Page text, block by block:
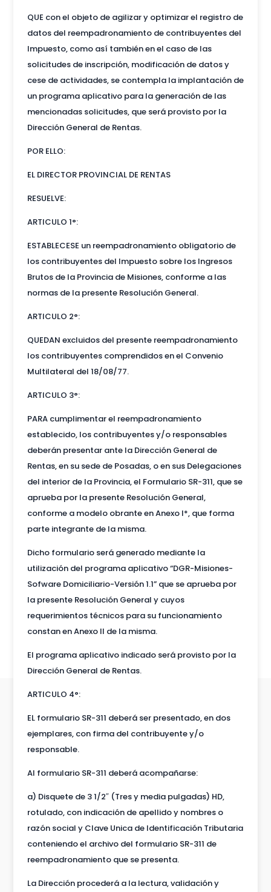
QUE con el objeto de agilizar y optimizar el registro de
datos del reempadronamiento de contribuyentes del
Impuesto, como así también en el caso de las
solicitudes de inscripción, modificación de datos y
cese de actividades, se contempla la implantación de
un programa aplicativo para la generación de las
mencionadas solicitudes, que será provisto por la
Dirección General de Rentas.
POR ELLO:
EL DIRECTOR PROVINCIAL DE RENTAS
RESUELVE:
ARTICULO 1°:
ESTABLECESE un reempadronamiento obligatorio de
los contribuyentes del Impuesto sobre los Ingresos
Brutos de la Provincia de Misiones, conforme a las
normas de la presente Resolución General.
ARTICULO 2°:
QUEDAN excluidos del presente reempadronamiento
los contribuyentes comprendidos en el Convenio
Multilateral del 18/08/77.
ARTICULO 3°:
PARA cumplimentar el reempadronamiento
establecido, los contribuyentes y/o responsables
deberán presentar ante la Dirección General de
Rentas, en su sede de Posadas, o en sus Delegaciones
del interior de la Provincia, el Formulario SR-311, que se
aprueba por la presente Resolución General,
conforme a modelo obrante en Anexo I*, que forma
parte integrante de la misma.
Dicho formulario será generado mediante la
utilización del programa aplicativo “DGR-Misiones-
Sofware Domiciliario-Versión 1.1” que se aprueba por
la presente Resolución General y cuyos
requerimientos técnicos para su funcionamiento
constan en Anexo II de la misma.
El programa aplicativo indicado será provisto por la
Dirección General de Rentas.
ARTICULO 4°:
EL formulario SR-311 deberá ser presentado, en dos
ejemplares, con firma del contribuyente y/o
responsable.
Al formulario SR-311 deberá acompañarse:
a) Disquete de 3 1/2″ (Tres y media pulgadas) HD,
rotulado, con indicación de apellido y nombres o
razón social y Clave Unica de Identificación Tributaria
conteniendo el archivo del formulario SR-311 de
reempadronamiento que se presenta.
La Dirección procederá a la lectura, validación y